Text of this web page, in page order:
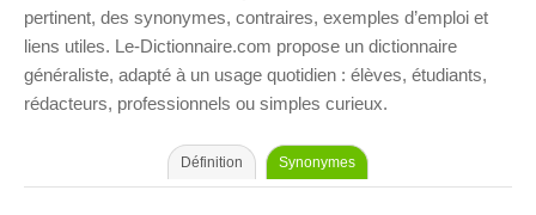
pertinent, des synonymes, contraires, exemples d’emploi et
liens utiles. Le-Dictionnaire.com propose un dictionnaire
généraliste, adapté à un usage quotidien : élèves, étudiants,
rédacteurs, professionnels ou simples curieux.
Définition Synonymes